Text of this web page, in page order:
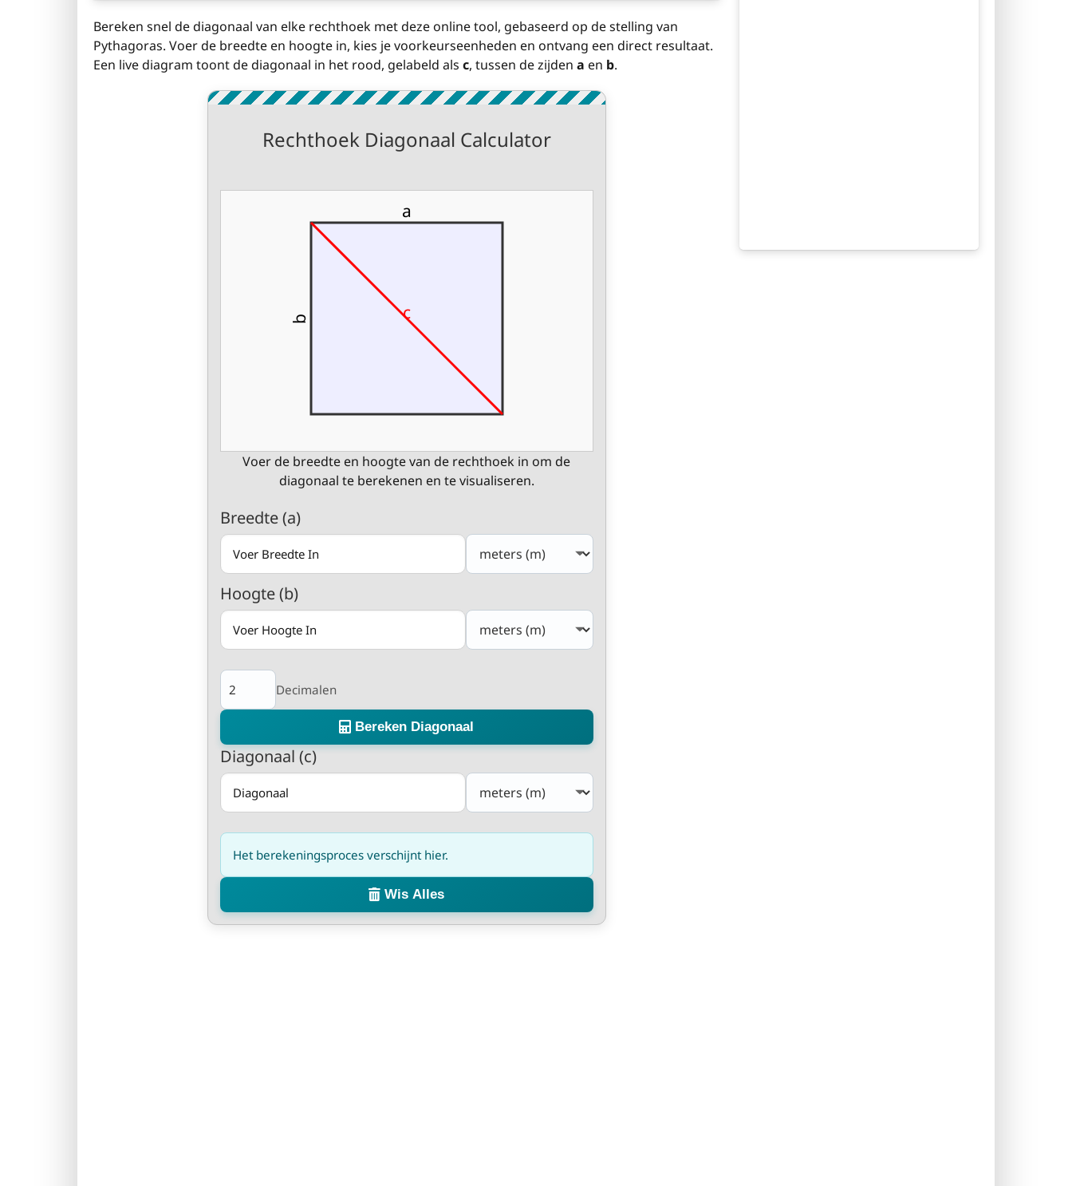
Bereken snel de diagonaal van elke rechthoek met deze online tool, gebaseerd op de stelling van
Pythagoras. Voer de breedte en hoogte in, kies je voorkeurseenheden en ontvang een direct resultaat.
Een live diagram toont de diagonaal in het rood, gelabeld als c, tussen de zijden a en b.
Rechthoek Diagonaal Calculator
a
b c
Voer de breedte en hoogte van de rechthoek in om de
diagonaal te berekenen en te visualiseren.
Breedte (a)
Hoogte (b)
Decimalen
Bereken Diagonaal
Diagonaal (c)
Het berekeningsproces verschijnt hier.
Wis Alles